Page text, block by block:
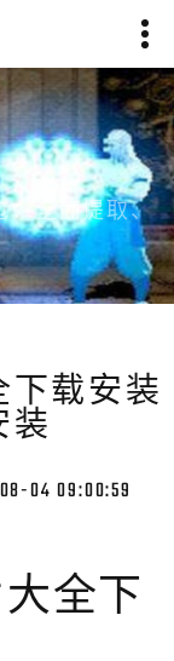
：全面提取、
载安装
装
04 09:00:59
全下